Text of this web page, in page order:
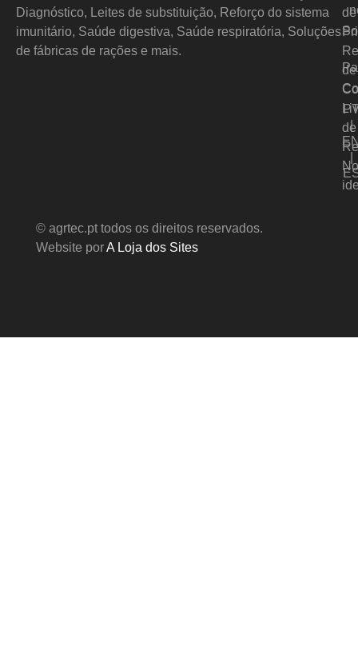
Diagnóstico, Leites de substituição, Reforço do sistema
imunitário, Saúde digestiva, Saúde respiratória, Soluções
de fábricas de rações e mais.
|
de
de
de
© agrtec.pt todos os direitos reservados.
Website porA Loja dos Sites